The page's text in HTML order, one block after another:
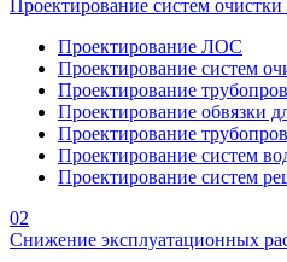
Проектирование систем
Проектирование ЛОС
Проектирование систем
Проектирование
Проектирование обвязки
Проектирование
Проектирование систем
Проектирование систем
02
Снижение эксплуатационных